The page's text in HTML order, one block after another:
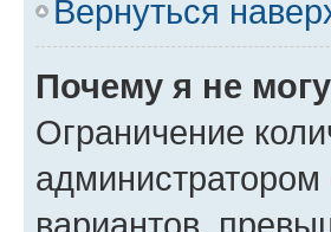
Вернуться
Почему я не
Ограничение
вариантов,